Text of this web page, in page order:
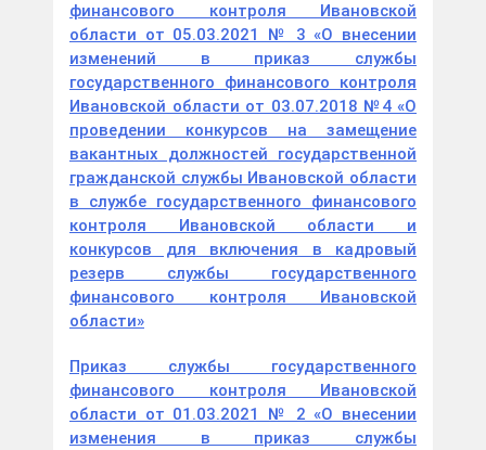
финансового контроля Ивановской
области от 05.03.2021 № 3 «О внесении
изменений в приказ службы
государственного финансового контроля
Ивановской области от 03.07.2018 №4 «О
проведении конкурсов на замещение
вакантных должностей государственной
гражданской службы Ивановской области
в службе государственного финансового
контроля Ивановской области и
конкурсов для включения в кадровый
резерв службы государственного
финансового контроля Ивановской
области»
Приказ службы государственного
финансового контроля Ивановской
области от 01.03.2021 № 2 «О внесении
изменения в приказ службы